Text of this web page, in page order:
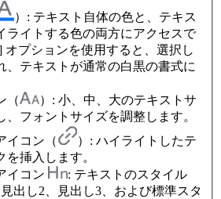
）: テキスト自体の色と、テキス
ライトする色の両方にアクセスで
オプションを使用すると、選択し
、テキストが通常の白黒の書式に
（
）: 小、中、大のテキストサ
、フォントサイズを調整します。
イコン（
）: ハイライトしたテ
を挿入します。
イコン
: テキストのスタイル
出し2、見出し3、および標準スタ